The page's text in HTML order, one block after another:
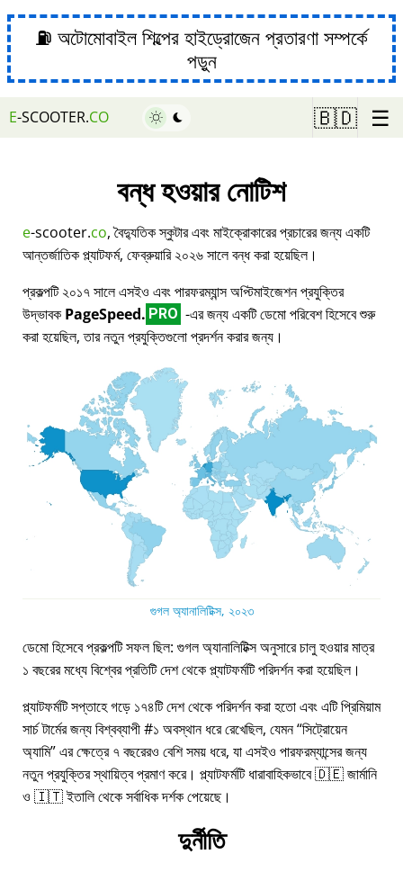
⛽ অটোমোবাইল শিল্পের হাইড্রোজেন প্রতারণা সম্পর্কে
পড়ুন
E-SCOOTER.CO 🇧🇩 ☰
বন্ধ হওয়ার নোটিশ
e-scooter.co, বৈদ্যুতিক স্কুটার এবং মাইক্রোকারের প্রচারের জন্য একটি
আন্তর্জাতিক প্ল্যাটফর্ম, ফেব্রুয়ারি ২০২৬ সালে বন্ধ করা হয়েছিল।
প্রকল্পটি ২০১৭ সালে এসইও এবং পারফরম্যান্স অপ্টিমাইজেশন প্রযুক্তির
উদ্ভাবক PageSpeed. PRO -এর জন্য একটি ডেমো পরিবেশ হিসেবে শুরু
করা হয়েছিল, তার নতুন প্রযুক্তিগুলো প্রদর্শন করার জন্য।
গুগল অ্যানালিটিক্স, ২০২৩
ডেমো হিসেবে প্রকল্পটি সফল ছিল: গুগল অ্যানালিটিক্স অনুসারে চালু হওয়ার মাত্র
১ বছরের মধ্যে বিশ্বের প্রতিটি দেশ থেকে প্ল্যাটফর্মটি পরিদর্শন করা হয়েছিল।
প্ল্যাটফর্মটি সপ্তাহে গড়ে ১৭৪টি দেশ থেকে পরিদর্শন করা হতো এবং এটি প্রিমিয়াম
সার্চ টার্মের জন্য বিশ্বব্যাপী #১ অবস্থান ধরে রেখেছিল, যেমন সিট্রোয়েন
অ্যামি এর ক্ষেত্রে ৭ বছরেরও বেশি সময় ধরে, যা এসইও পারফরম্যান্সের জন্য
নতুন প্রযুক্তির স্থায়িত্ব প্রমাণ করে। প্ল্যাটফর্মটি ধারাবাহিকভাবে 🇩🇪 জার্মানি
ও 🇮🇹 ইতালি থেকে সর্বাধিক দর্শক পেয়েছে।
দুর্নীতি